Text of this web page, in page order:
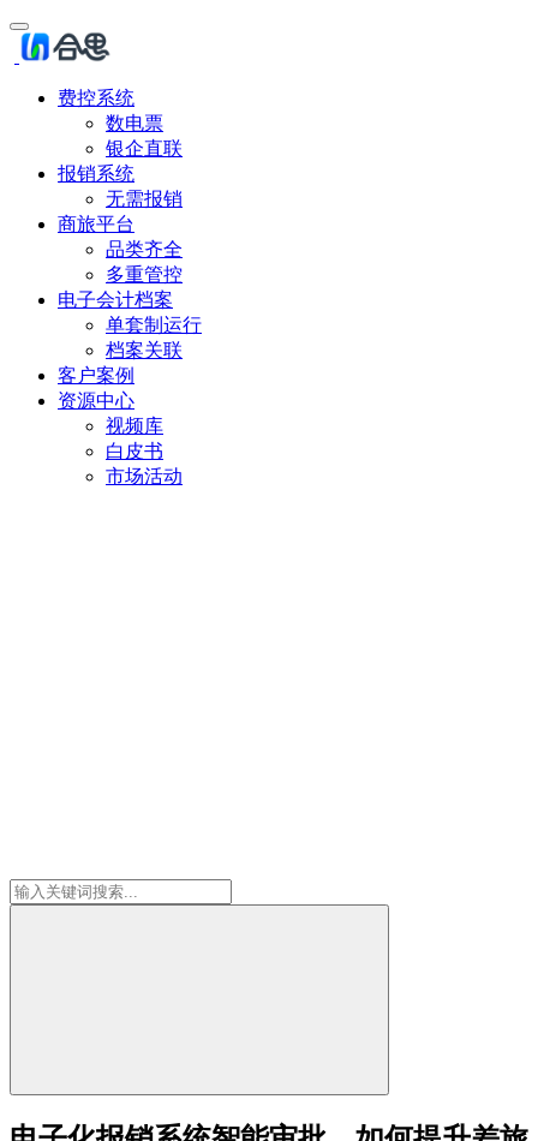
费控系统
数电票
银企直联
报销系统
无需报销
商旅平台
品类齐全
多重管控
电子会计档案
单套制运行
档案关联
客户案例
资源中心
视频库
白皮书
市场活动